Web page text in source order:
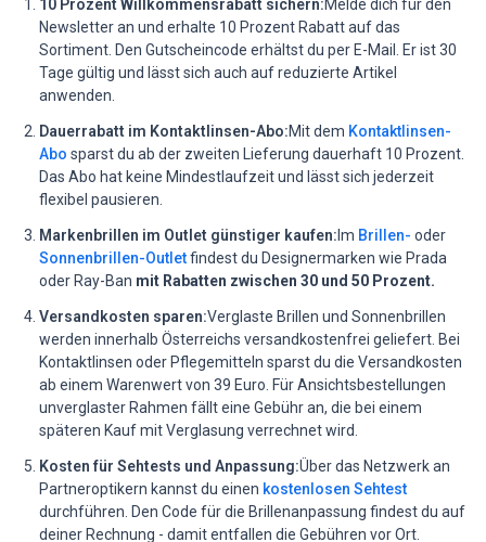
10 Prozent Willkommensrabatt sichern:Melde dich für den
Newsletter an und erhalte 10 Prozent Rabatt auf das
Sortiment. Den Gutscheincode erhältst du per E-Mail. Er ist 30
Tage gültig und lässt sich auch auf reduzierte Artikel
anwenden.
Dauerrabatt im Kontaktlinsen-Abo:Mit dem Kontaktlinsen-
Abo sparst du ab der zweiten Lieferung dauerhaft 10 Prozent.
Das Abo hat keine Mindestlaufzeit und lässt sich jederzeit
flexibel pausieren.
Markenbrillen im Outlet günstiger kaufen:Im Brillen- oder
Sonnenbrillen-Outletfindest du Designermarken wie Prada
oder Ray-Ban mit Rabatten zwischen 30 und 50 Prozent.
Versandkosten sparen:Verglaste Brillen und Sonnenbrillen
werden innerhalb Österreichs versandkostenfrei geliefert. Bei
Kontaktlinsen oder Pflegemitteln sparst du die Versandkosten
ab einem Warenwert von 39 Euro. Für Ansichtsbestellungen
unverglaster Rahmen fällt eine Gebühr an, die bei einem
späteren Kauf mit Verglasung verrechnet wird.
Kosten für Sehtests und Anpassung:Über das Netzwerk an
Partneroptikern kannst du einen kostenlosen Sehtest
durchführen. Den Code für die Brillenanpassung findest du auf
deiner Rechnung - damit entfallen die Gebühren vor Ort.